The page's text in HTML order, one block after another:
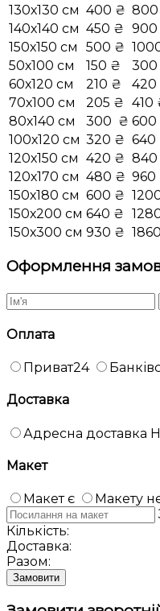
130х130 см 400 ₴
140х140 см 450 ₴
150х150 см
500 ₴
50х100 см
150 ₴
60х120 см
210 ₴ 420
70х100 см
205 ₴ 410
80х140 см
300 ₴ 600
100х120 см 320 ₴ 640
120х150 см 420 ₴
120х170 см 480 ₴ 960
150х180 см 600 ₴
150х200 см 640 ₴
150х300 см 930 ₴
Оформлення
Оплата
Приват24
Доставка
Адресна доставка
Макет
Макет є
Макету
Кількість:
Доставка:
Разом:
Замовити